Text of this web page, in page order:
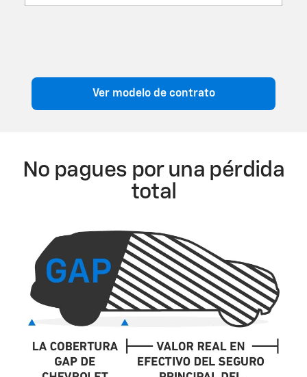
Ver modelo de contrato
No pagues por una pérdida
total